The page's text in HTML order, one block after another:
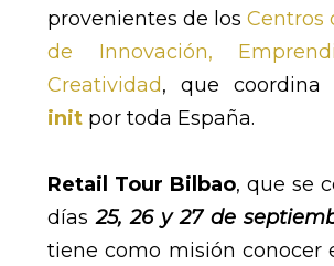
provenientes de losCentros
de Innovación,
Creatividad, que coordina
initpor toda España.
Retail Tour Bilbao, que se
días25, 26 y 27 de
tiene como misión conocer